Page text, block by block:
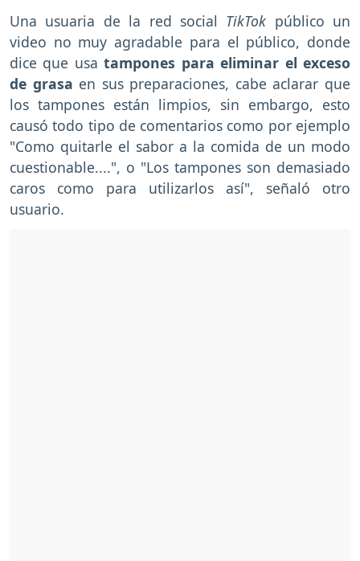
Una usuaria de la red social TikTok público un
video no muy agradable para el público, donde
dice que usatampones para eliminar el exceso
de grasa en sus preparaciones, cabe aclarar que
los tampones están limpios, sin embargo, esto
causó todo tipo de comentarios como por ejemplo
"Como quitarle el sabor a la comida de un modo
cuestionable....", o "Los tampones son demasiado
caros como para utilizarlos así", señaló otro
usuario.